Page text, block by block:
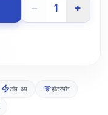
− 1 +
टॉप-अप हॉटस्पॉट